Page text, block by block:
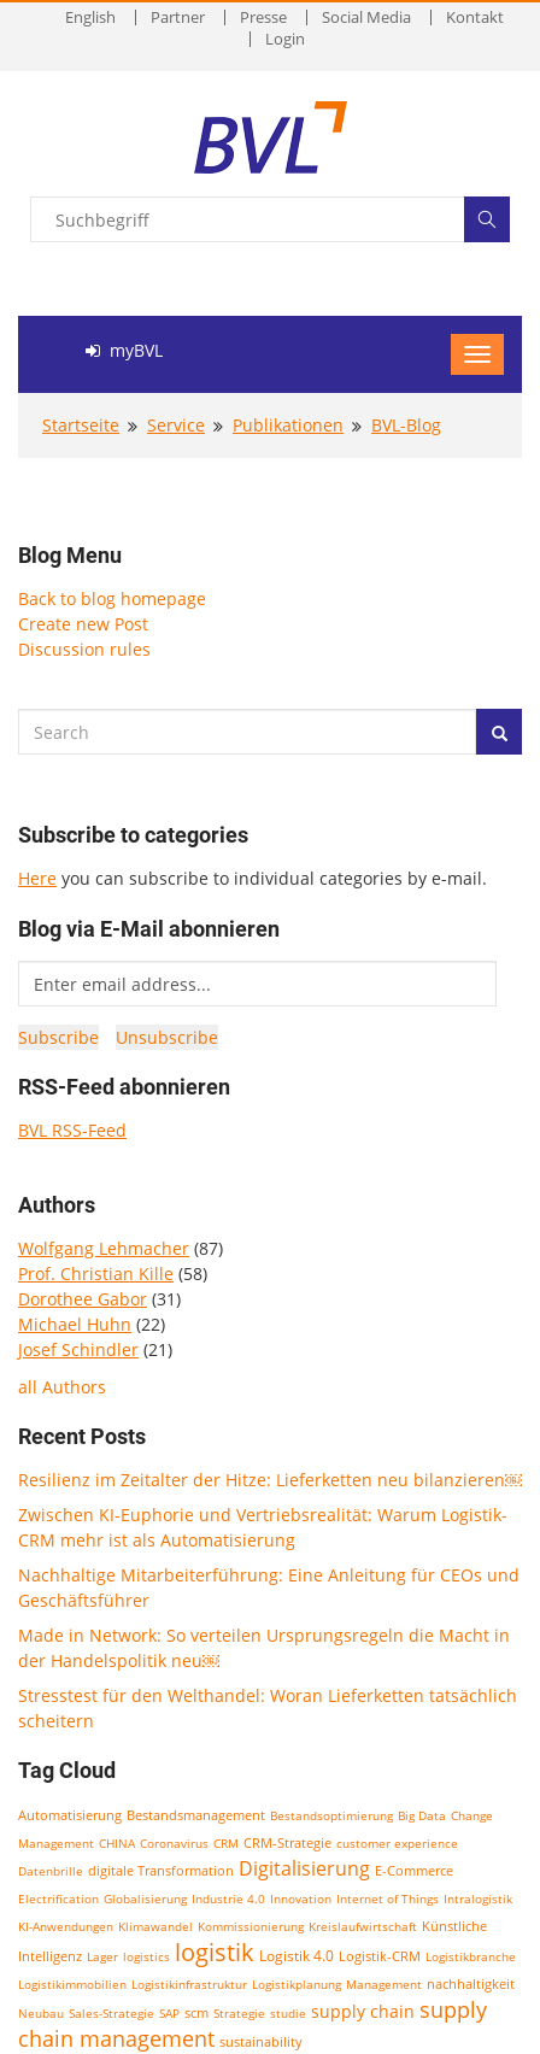
English Partner Presse Social Media
Kontakt
Login
myBVL
Startseite Service Publikationen BVL-Blog
Blog Menu
Back to blog homepage
Create new Post
Discussion rules
Subscribe to categories
Here you can subscribe to individual categories by e-mail.
Blog via E-Mail abonnieren
RSS-Feed abonnieren
BVL RSS-Feed
Authors
Wolfgang Lehmacher (87)
Prof. Christian Kille (58)
Dorothee Gabor (31)
Michael Huhn (22)
Josef Schindler (21)
all Authors
Recent Posts
Resilienz im Zeitalter der Hitze: Lieferketten neu bilanzieren￼
Zwischen KI-Euphorie und Vertriebsrealität: Warum Logistik-
CRM mehr ist als Automatisierung
Nachhaltige Mitarbeiterführung: Eine Anleitung für CEOs und
Geschäftsführer
Made in Network: So verteilen Ursprungsregeln die Macht in
der Handelspolitik neu￼
Stresstest für den Welthandel: Woran Lieferketten tatsächlich
scheitern
Tag Cloud
Automatisierung Bestandsmanagement Bestandsoptimierung Big Data Change
Management CHINA Coronavirus CRM CRM-Strategie customer experience
Datenbrille digitale Transformation Digitalisierung E-Commerce
Electrification Globalisierung Industrie 4.0 Innovation Internet of Things Intralogistik
KI-Anwendungen Klimawandel Kommissionierung Kreislaufwirtschaft Künstliche
Intelligenz Lager logistics logistik Logistik 4.0 Logistik-CRM Logistikbranche
Logistikimmobilien Logistikinfrastruktur Logistikplanung Management nachhaltigkeit
Neubau Sales-Strategie SAP scm Strategie studie supply chain supply
chain management sustainability